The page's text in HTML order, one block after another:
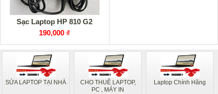
Sạc Laptop HP 810 G2
190,000 ₫
SỬA LAPTOP TẠI NHÀ
CHO THUÊ LAPTOP,
PC , MÁY IN
Laptop Chính Hãng